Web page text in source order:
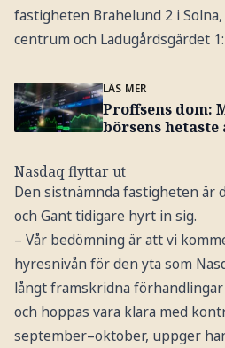
fastigheten Brahelund 2 i
centrum och Ladugårdsgärdet
LÄS MER
Proffsens dom:
börsens
Nasdaq flyttar ut
Den sistnämnda fastigheten är
och Gant tidigare hyrt in sig.
– Vår bedömning är att vi
hyresnivån för den yta som
långt framskridna
och hoppas vara klara med
september–oktober, uppger